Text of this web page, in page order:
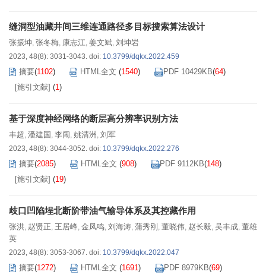
缝洞型油藏井间三维连通路径多目标搜索算法设计
张振坤, 张冬梅, 康志江, 姜文斌, 刘坤岩
2023, 48(8): 3031-3043. doi: 10.3799/dqkx.2022.459
摘要(1102) HTML全文 (1540) PDF 10429KB(64)
[施引文献] (1)
基于深度神经网络的断层高分辨率识别方法
丰超, 潘建国 , 李闯, 姚清洲 , 刘军
2023, 48(8): 3044-3052. doi: 10.3799/dqkx.2022.276
摘要(2085) HTML全文 (908) PDF 9112KB(148)
[施引文献] (19)
歧口凹陷埕北断阶带油气输导体系及其控藏作用
张洪, 赵贤正, 王居峰, 金凤鸣, 刘海涛, 蒲秀刚 , 董晓伟, 赵长毅, 吴丰成, 董雄
英
2023, 48(8): 3053-3067. doi: 10.3799/dqkx.2022.047
摘要(1272) HTML全文 (1691) PDF 8979KB(69)